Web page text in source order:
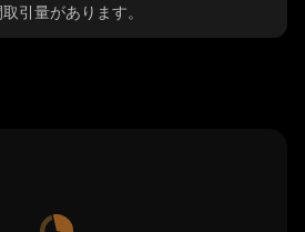
引量があります。